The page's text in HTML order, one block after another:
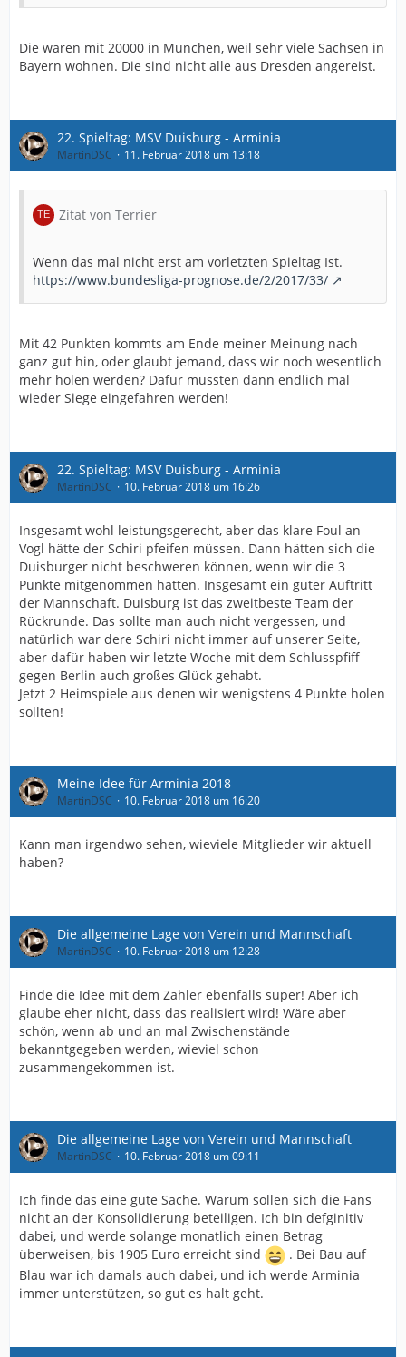
Die waren mit 20000 in München, weil sehr viele Sachsen in
Bayern wohnen. Die sind nicht alle aus Dresden angereist.
22. Spieltag: MSV Duisburg - Arminia
MartinDSC 11. Februar 2018 um 13:18
Zitat von Terrier
Wenn das mal nicht erst am vorletzten Spieltag Ist.
https://www.bundesliga-prognose.de/2/2017/33/
Mit 42 Punkten kommts am Ende meiner Meinung nach
ganz gut hin, oder glaubt jemand, dass wir noch wesentlich
mehr holen werden? Dafür müssten dann endlich mal
wieder Siege eingefahren werden!
22. Spieltag: MSV Duisburg - Arminia
MartinDSC 10. Februar 2018 um 16:26
Insgesamt wohl leistungsgerecht, aber das klare Foul an
Vogl hätte der Schiri pfeifen müssen. Dann hätten sich die
Duisburger nicht beschweren können, wenn wir die 3
Punkte mitgenommen hätten. Insgesamt ein guter Auftritt
der Mannschaft. Duisburg ist das zweitbeste Team der
Rückrunde. Das sollte man auch nicht vergessen, und
natürlich war dere Schiri nicht immer auf unserer Seite,
aber dafür haben wir letzte Woche mit dem Schlusspfiff
gegen Berlin auch großes Glück gehabt.
Jetzt 2 Heimspiele aus denen wir wenigstens 4 Punkte holen
sollten!
Meine Idee für Arminia 2018
MartinDSC 10. Februar 2018 um 16:20
Kann man irgendwo sehen, wieviele Mitglieder wir aktuell
haben?
Die allgemeine Lage von Verein und Mannschaft
MartinDSC 10. Februar 2018 um 12:28
Finde die Idee mit dem Zähler ebenfalls super! Aber ich
glaube eher nicht, dass das realisiert wird! Wäre aber
schön, wenn ab und an mal Zwischenstände
bekanntgegeben werden, wieviel schon
zusammengekommen ist.
Die allgemeine Lage von Verein und Mannschaft
MartinDSC 10. Februar 2018 um 09:11
Ich finde das eine gute Sache. Warum sollen sich die Fans
nicht an der Konsolidierung beteiligen. Ich bin defginitiv
dabei, und werde solange monatlich einen Betrag
überweisen, bis 1905 Euro erreicht sind
. Bei Bau auf
Blau war ich damals auch dabei, und ich werde Arminia
immer unterstützen, so gut es halt geht.